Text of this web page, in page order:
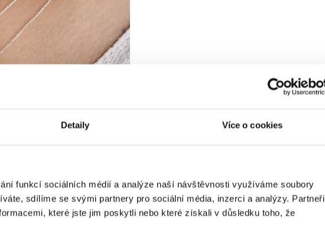
Detaily Více o cookies
funkcí sociálních médií a analýze naší návštěvnosti využíváme soubory
sdílíme se svými partnery pro sociální média, inzerci a analýzy. Partneři
které jste jim poskytli nebo které získali v důsledku toho, že